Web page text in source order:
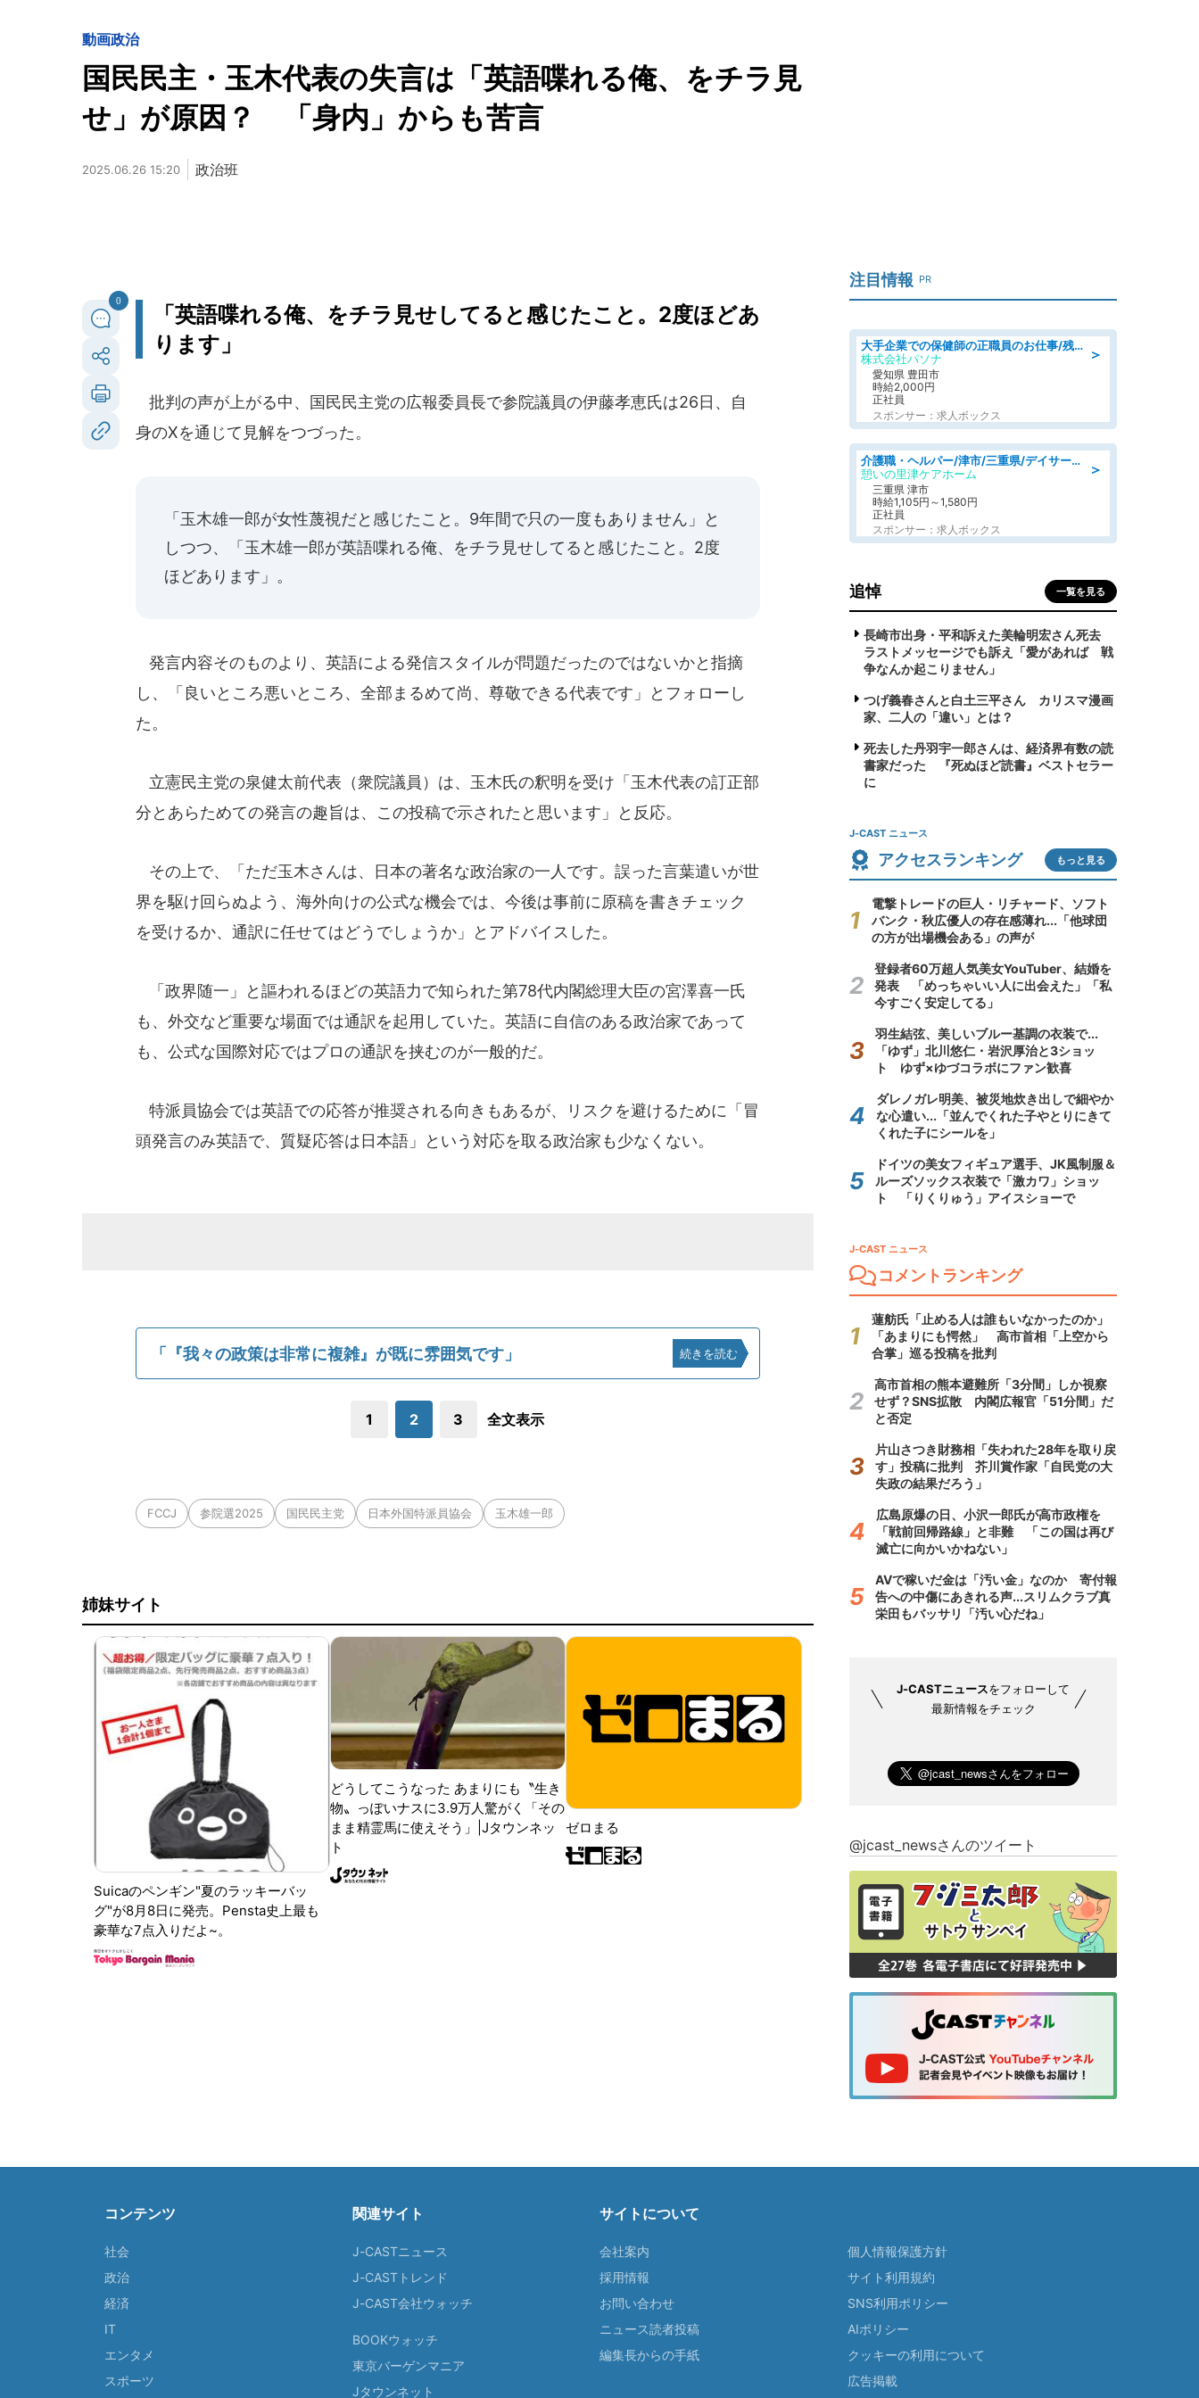
動画政治
国民民主・玉木代表の失言は「英語喋れる俺、をチラ見
せ」が原因？ 「身内」からも苦言
2025.06.26 15:20 政治班
0
「英語喋れる俺、をチラ見せしてると感じたこと。2度ほどあ
ります」
批判の声が上がる中、国民民主党の広報委員長で参院議員の伊藤孝恵氏は26日、自
身のXを通じて見解をつづった。
「玉木雄一郎が女性蔑視だと感じたこと。9年間で只の一度もありません」と
しつつ、「玉木雄一郎が英語喋れる俺、をチラ見せしてると感じたこと。2度
ほどあります」。
発言内容そのものより、英語による発信スタイルが問題だったのではないかと指摘
し、「良いところ悪いところ、全部まるめて尚、尊敬できる代表です」とフォローし
た。
立憲民主党の泉健太前代表（衆院議員）は、玉木氏の釈明を受け「玉木代表の訂正部
分とあらためての発言の趣旨は、この投稿で示されたと思います」と反応。
その上で、「ただ玉木さんは、日本の著名な政治家の一人です。誤った言葉遣いが世
界を駆け回らぬよう、海外向けの公式な機会では、今後は事前に原稿を書きチェック
を受けるか、通訳に任せてはどうでしょうか」とアドバイスした。
「政界随一」と謳われるほどの英語力で知られた第78代内閣総理大臣の宮澤喜一氏
も、外交など重要な場面では通訳を起用していた。英語に自信のある政治家であって
も、公式な国際対応ではプロの通訳を挟むのが一般的だ。
特派員協会では英語での応答が推奨される向きもあるが、リスクを避けるために「冒
頭発言のみ英語で、質疑応答は日本語」という対応を取る政治家も少なくない。
「『我々の政策は非常に複雑』が既に雰囲気です」 続きを読む
1 2 3 全文表示
FCCJ 参院選2025 国民民主党 日本外国特派員協会 玉木雄一郎
姉妹サイト
Suicaのペンギン"夏のラッキーバッ
グ"が8月8日に発売。Pensta史上最も
豪華な7点入りだよ~。
どうしてこうなった あまりにも〝生き
物〟っぽいナスに3.9万人驚がく「その
まま精霊馬に使えそう」|Jタウンネッ
ト
ゼロまる
注目情報 PR
＞
大手企業での保健師の正職員のお仕事/残業なし/要資格:保健師
株式会社パソナ
愛知県 豊田市
時給2,000円
正社員
スポンサー：求人ボックス
＞
介護職・ヘルパー/津市/三重県/デイサービス/近鉄名古屋線
憩いの里津ケアホーム
三重県 津市
時給1,105円～1,580円
正社員
スポンサー：求人ボックス
追悼 一覧を見る
長崎市出身・平和訴えた美輪明宏さん死去
ラストメッセージでも訴え「愛があれば 戦
争なんか起こりません」
つげ義春さんと白土三平さん カリスマ漫画
家、二人の「違い」とは？
死去した丹羽宇一郎さんは、経済界有数の読
書家だった 『死ぬほど読書』ベストセラー
に
J-CAST ニュース
アクセスランキング もっと見る
電撃トレードの巨人・リチャード、ソフト
バンク・秋広優人の存在感薄れ...「他球団
の方が出場機会ある」の声が
登録者60万超人気美女YouTuber、結婚を
発表 「めっちゃいい人に出会えた」「私
今すごく安定してる」
羽生結弦、美しいブルー基調の衣装で...
「ゆず」北川悠仁・岩沢厚治と3ショッ
ト ゆず×ゆづコラボにファン歓喜
ダレノガレ明美、被災地炊き出しで細やか
な心遣い...「並んでくれた子やとりにきて
くれた子にシールを」
ドイツの美女フィギュア選手、JK風制服＆
ルーズソックス衣装で「激カワ」ショッ
ト 「りくりゅう」アイスショーで
J-CAST ニュース
コメントランキング
蓮舫氏「止める人は誰もいなかったのか」
「あまりにも愕然」 高市首相「上空から
合掌」巡る投稿を批判
高市首相の熊本避難所「3分間」しか視察
せず？SNS拡散 内閣広報官「51分間」だ
と否定
片山さつき財務相「失われた28年を取り戻
す」投稿に批判 芥川賞作家「自民党の大
失政の結果だろう」
広島原爆の日、小沢一郎氏が高市政権を
「戦前回帰路線」と非難 「この国は再び
滅亡に向かいかねない」
AVで稼いだ金は「汚い金」なのか 寄付報
告への中傷にあきれる声...スリムクラブ真
栄田もバッサリ「汚い心だね」
J-CASTニュースをフォローして
最新情報をチェック
@jcast_newsさんのツイート
コンテンツ
社会
政治
経済
IT
エンタメ
スポーツ
関連サイト
J-CASTニュース
J-CASTトレンド
J-CAST会社ウォッチ
BOOKウォッチ
東京バーゲンマニア
Jタウンネット
サイトについて
会社案内
採用情報
お問い合わせ
ニュース読者投稿
編集長からの手紙
個人情報保護方針
サイト利用規約
SNS利用ポリシー
AIポリシー
クッキーの利用について
広告掲載